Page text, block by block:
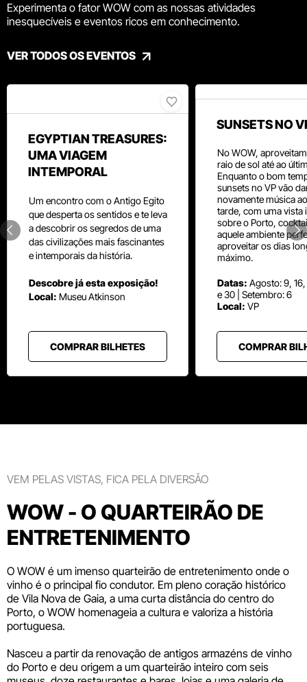
Experimenta o fator WOW com as nossas atividades
inesquecíveis e eventos ricos em conhecimento.
VER TODOS OS EVENTOS
EGYPTIAN TREASURES:
UMA VIAGEM
INTEMPORAL
Um encontro com oAntigo Egito
que desperta os sentidos e te leva
a descobrir os segredos de uma
das civilizações mais fascinantes
e intemporais da história.
Descobre já esta exposição!
Local: MuseuAtkinson
COMPRAR BILHETES
SUNSETS NO
No WOW,
raio de sol até ao
Enquanto o bom
sunsets no VP vão
novamente música
tarde, com uma vista
sobre o Porto,
aquele ambiente
aproveitar os dias
máximo.
Datas: Agosto: 9,
e 30 | Setembro: 6
Local: VP
COMPRAR
VEM PELAS VISTAS, FICA PELA DIVERSÃO
WOW - O QUARTEIRÃO DE
ENTRETENIMENTO
O WOW é um imenso quarteirão de entretenimento onde o
vinho é o principal fio condutor. Em pleno coração histórico
de Vila Nova de Gaia, a uma curta distância do centro do
Porto, o WOW homenageia a cultura e valoriza a história
portuguesa.
Nasceu a partir da renovação de antigos armazéns de vinho
do Porto e deu origem a um quarteirão inteiro com seis